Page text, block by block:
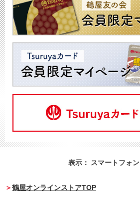
表示： スマートフォン
鶴屋オンラインストアTOP